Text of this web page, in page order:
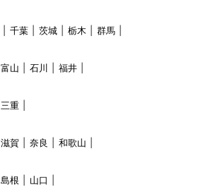
千葉 茨城 栃木
群馬
富山 石川
福井
三重
滋賀 奈良
和歌山
島根
山口